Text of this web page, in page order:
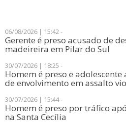
06/08/2026 | 15:42 -
​Gerente é preso acusado de
madeireira em Pilar do Sul
30/07/2026 | 18:25 -
Homem é preso e
de envolvimento em assalto
30/07/2026 | 15:44 -
​Homem é preso por tráfico
na Santa Cecília